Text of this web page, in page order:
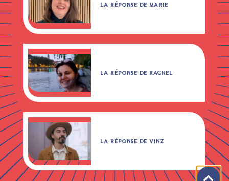
LA RÉPONSE DE MARIE
LA RÉPONSE DE RACHEL
LA RÉPONSE DE VINZ